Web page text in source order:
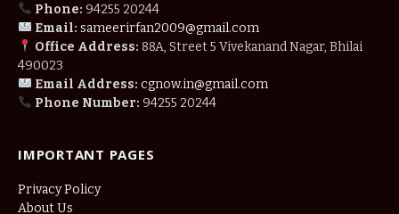
Phone: 94255 20244
Email: sameerirfan2009@gmail.com
Office Address: 88A, Street 5 Vivekanand Nagar, Bhilai
490023
Email Address: cgnow.in@gmail.com
Phone Number: 94255 20244
IMPORTANT PAGES
Privacy Policy
About Us